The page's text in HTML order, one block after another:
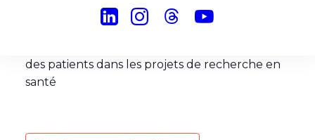
des patients dans les projets de recherche en
santé